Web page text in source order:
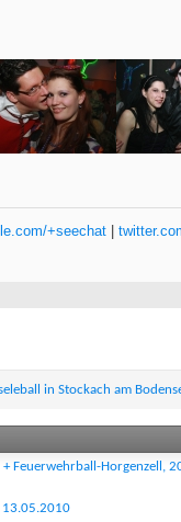
+seechat
in Stockach am
Feuerwehrball-Horgenzell,
13.05.2010